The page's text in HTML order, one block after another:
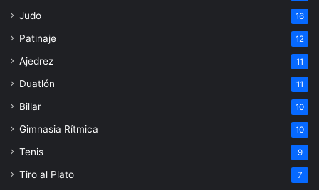
Judo 16
Patinaje 12
Ajedrez 11
Duatlón 11
Billar 10
Gimnasia Rítmica 10
Tenis 9
Tiro al Plato 7